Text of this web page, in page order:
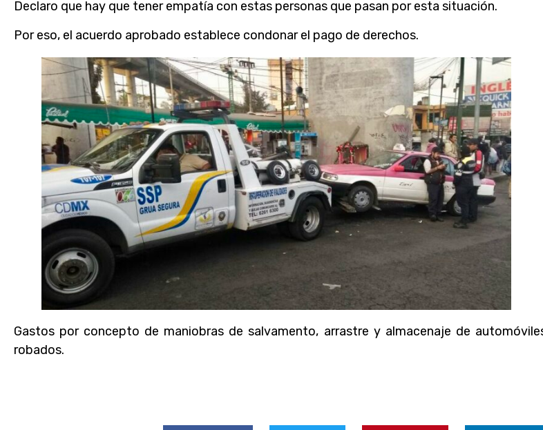
Declaro que hay que tener empatía con estas personas que pasan por esta situación.
Por eso, el acuerdo aprobado establece condonar el pago de derechos.
Gastos por concepto de maniobras de salvamento, arrastre y almacenaje de
robados.